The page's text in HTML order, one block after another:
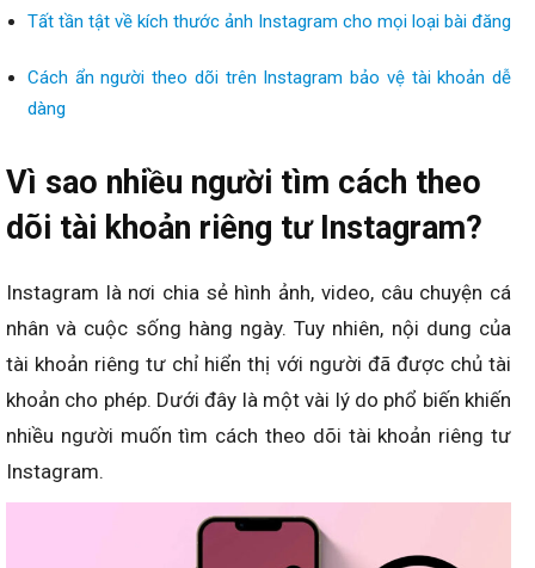
Tất tần tật về kích thước ảnh Instagram cho mọi loại bài đăng
Cách ẩn người theo dõi trên Instagram bảo vệ tài khoản dễ
dàng
Vì sao nhiều người tìm cách theo
dõi tài khoản riêng tư Instagram?
Instagram là nơi chia sẻ hình ảnh, video, câu chuyện cá
nhân và cuộc sống hàng ngày. Tuy nhiên, nội dung của
tài khoản riêng tư chỉ hiển thị với người đã được chủ tài
khoản cho phép. Dưới đây là một vài lý do phổ biến khiến
nhiều người muốn tìm cách theo dõi tài khoản riêng tư
Instagram.